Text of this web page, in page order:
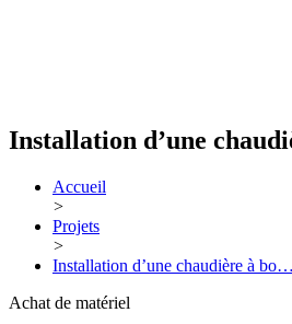
Installation d’une
Accueil
>
Projets
>
Installation d’une chaudière à bo…
Achat de matériel